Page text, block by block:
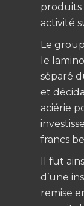
produits
activité
Le
le
séparé
et
aciérie
francs
Il fut
d’une
remise